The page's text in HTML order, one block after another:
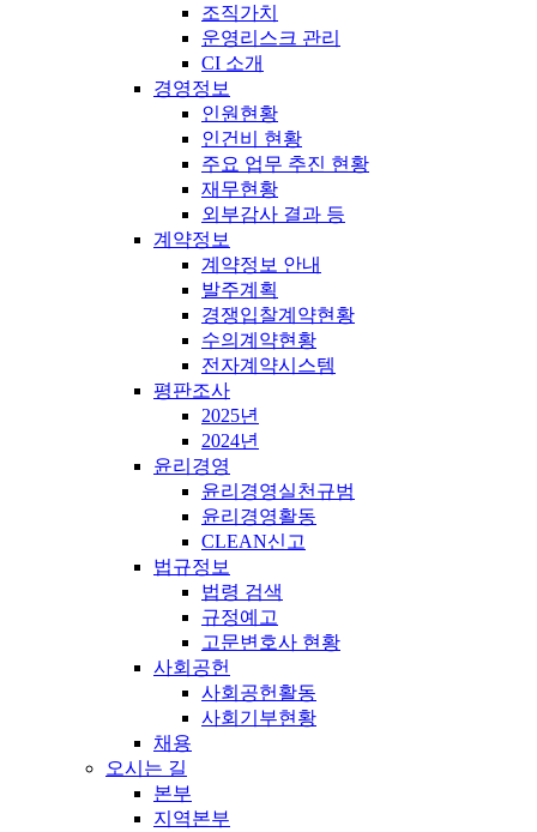
조직가치
운영리스크 관리
CI 소개
경영정보
인원현황
인건비 현황
주요 업무 추진 현황
재무현황
외부감사 결과 등
계약정보
계약정보 안내
발주계획
경쟁입찰계약현황
수의계약현황
전자계약시스템
평판조사
2025년
2024년
윤리경영
윤리경영실천규범
윤리경영활동
CLEAN신고
법규정보
법령 검색
규정예고
고문변호사 현황
사회공헌
사회공헌활동
사회기부현황
채용
오시는 길
본부
지역본부